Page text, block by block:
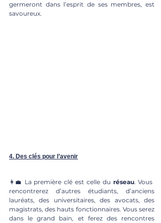
germeront dans l’esprit de ses membres, est
savoureux.
4. Des clés pour l’avenir
👩‍💼 La première clé est celle du réseau. Vous
rencontrerez d’autres étudiants, d’anciens
lauréats, des universitaires, des avocats, des
magistrats, des hauts fonctionnaires. Vous serez
dans le grand bain, et ferez des rencontres